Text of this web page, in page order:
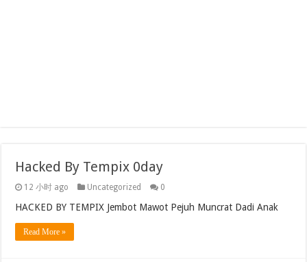
Hacked By Tempix 0day
12 小时 ago Uncategorized 0
HACKED BY TEMPIX Jembot Mawot Pejuh Muncrat Dadi Anak
Read More »